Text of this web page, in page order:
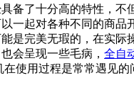
备了十分高的特性，不
一起对各种不同的商品
是完美无瑕的，在实际
会呈现一些毛病， 全自
使用过程是常常遇见的